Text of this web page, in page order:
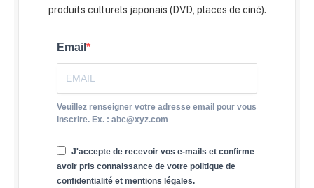
produits culturels japonais (DVD, places de ciné).
Email
Veuillez renseigner votre adresse email pour vous
inscrire. Ex. : abc@xyz.com
J'accepte de recevoir vos e-mails et confirme
avoir pris connaissance de votre politique de
confidentialité et mentions légales.